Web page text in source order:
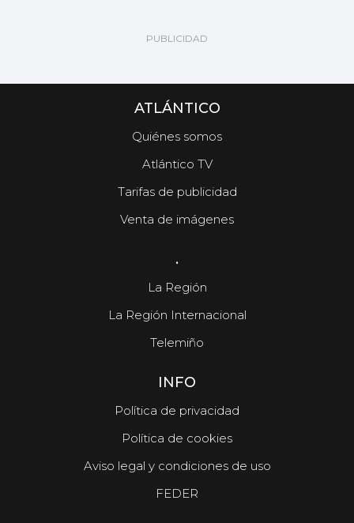
ATLÁNTICO
Quiénes somos
Atlántico TV
Tarifas de publicidad
Venta de imágenes
.
La Región
La Región Internacional
Telemiño
INFO
Política de privacidad
Política de cookies
Aviso legal y condiciones de uso
FEDER